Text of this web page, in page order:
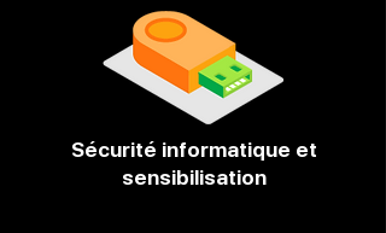
Sécurité informatique et
sensibilisation